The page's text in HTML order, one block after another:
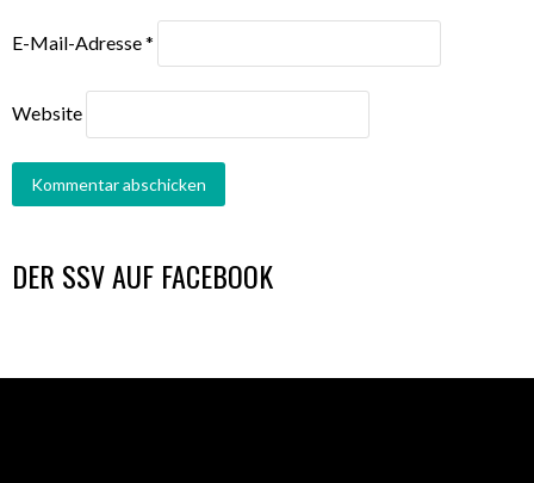
E-Mail-Adresse*
Website
DER SSV AUF FACEBOOK